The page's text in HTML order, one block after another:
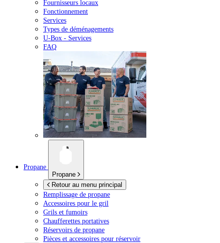
Fournisseurs locaux
Fonctionnement
Services
Types de déménagements
U-Box - Services
FAQ
Propane
Propane
Retour au menu principal
Remplissage de propane
Accessoires pour le gril
Grils et fumoirs
Chaufferettes portatives
Réservoirs de propane
Pièces et accessoires pour réservoir